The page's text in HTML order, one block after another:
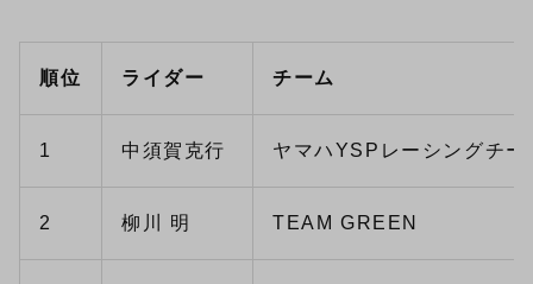
順位 ライダー チーム
1 中須賀克行 ヤマハYSPレーシングチー
2 柳川 明 TEAM GREEN